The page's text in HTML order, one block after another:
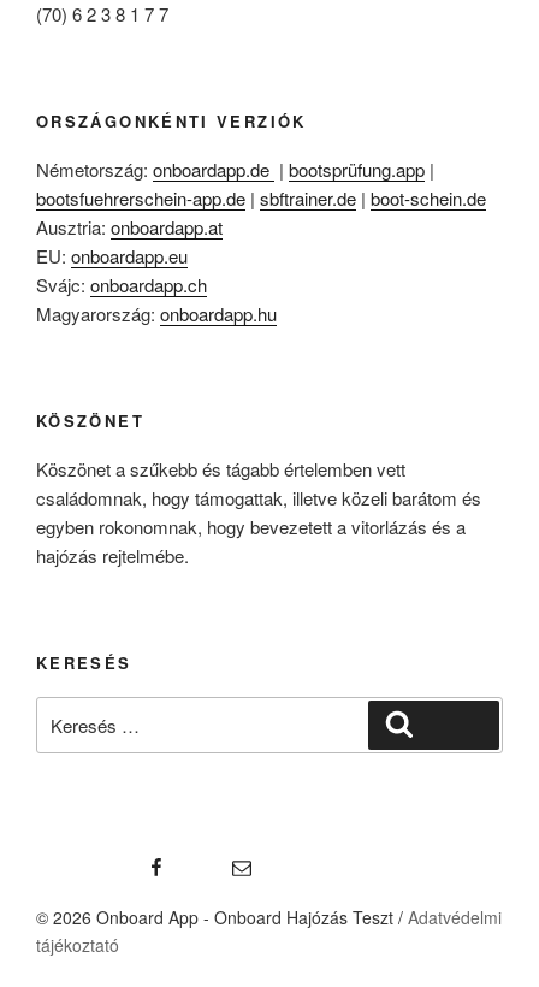
(70) 6 2 3 8 1 7 7
ORSZÁGONKÉNTI VERZIÓK
Németország: onboardapp.de | bootsprüfung.app |
bootsfuehrerschein-app.de | sbftrainer.de | boot-schein.de
Ausztria: onboardapp.at
EU: onboardapp.eu
Svájc: onboardapp.ch
Magyarország: onboardapp.hu
KÖSZÖNET
Köszönet a szűkebb és tágabb értelemben vett
családomnak, hogy támogattak, illetve közeli barátom és
egyben rokonomnak, hogy bevezetett a vitorlázás és a
hajózás rejtelmébe.
KERESÉS
Email
© 2026 Onboard App - Onboard Hajózás Teszt / Adatvédelmi
tájékoztató